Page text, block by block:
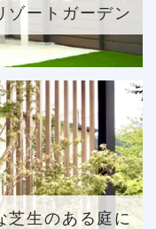
ゾートガーデン
芝生のある庭に